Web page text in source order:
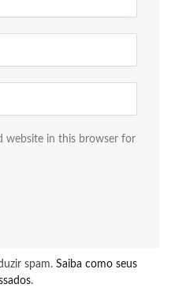
website in this browser for
spam. Saiba como seus
.